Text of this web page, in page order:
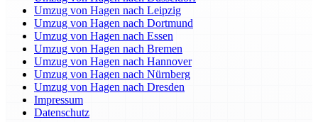
Umzug von Hagen nach Leipzig
Umzug von Hagen nach Dortmund
Umzug von Hagen nach Essen
Umzug von Hagen nach Bremen
Umzug von Hagen nach Hannover
Umzug von Hagen nach Nürnberg
Umzug von Hagen nach Dresden
Impressum
Datenschutz